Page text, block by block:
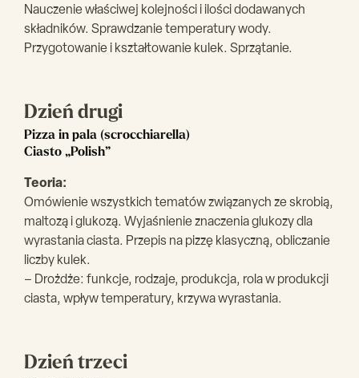
Nauczenie właściwej kolejności i ilości dodawanych
składników. Sprawdzanie temperatury wody.
Przygotowanie i kształtowanie kulek. Sprzątanie.
Dzień drugi
Pizza in pala (scrocchiarella)
Ciasto „Polish”
Teoria:
Omówienie wszystkich tematów związanych ze skrobią,
maltozą i glukozą. Wyjaśnienie znaczenia glukozy dla
wyrastania ciasta. Przepis na pizzę klasyczną, obliczanie
liczby kulek.
– Drożdże: funkcje, rodzaje, produkcja, rola w produkcji
ciasta, wpływ temperatury, krzywa wyrastania.
Dzień trzeci